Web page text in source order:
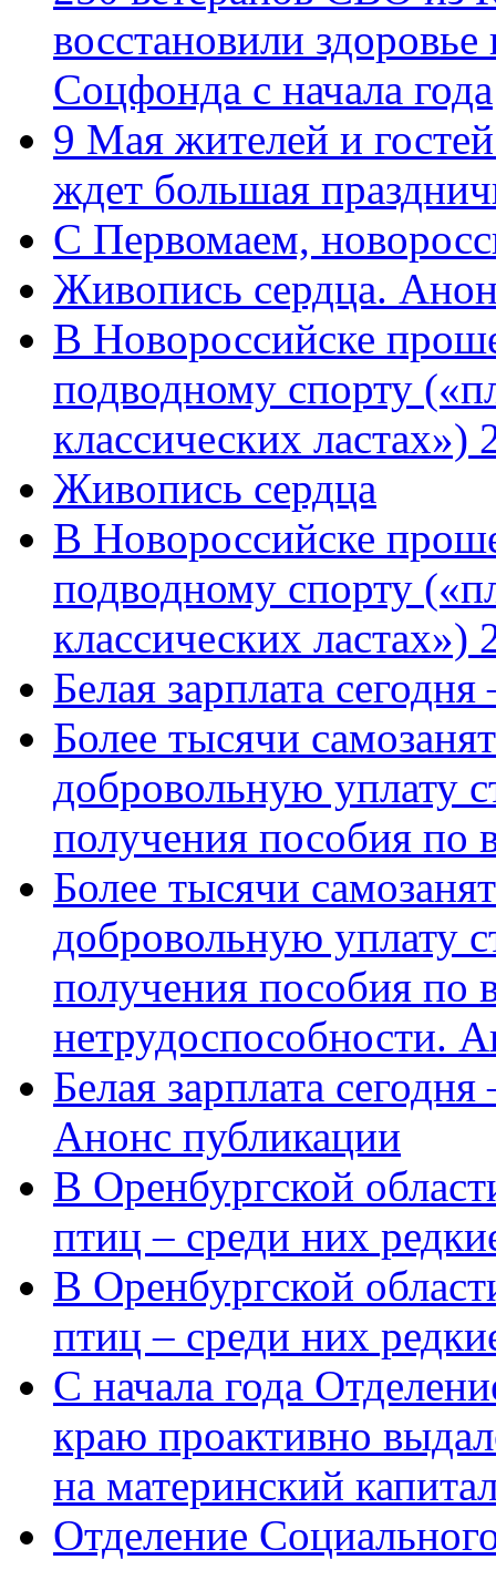
восстановили
Соцфонда с начала года
9 Мая жителей и
ждет большая
C Первомаем,
Живопись сердца.
В Новороссийске
подводному спорту
классических
Живопись сердца
В Новороссийске
подводному спорту
классических ластах»)
Белая зарплата
Более тысячи
добровольную уплату
получения пособия по
Более тысячи
добровольную уплату
получения пособия по
нетрудоспособности.
Белая зарплата
Анонс публикации
В Оренбургской
птиц – среди них
В Оренбургской
птиц – среди них
С начала года
краю проактивно
на материнский
Отделение